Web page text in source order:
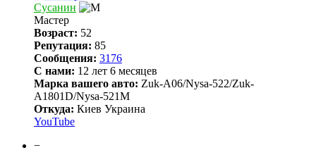
Сусанин
Мастер
Возраст: 52
Репутация: 85
Сообщения: 3176
С нами: 12 лет 6 месяцев
Марка вашего авто: Zuk-A06/Nysa-522/Zuk-
A1801D/Nysa-521M
Откуда: Киев Украина
YouTube
−